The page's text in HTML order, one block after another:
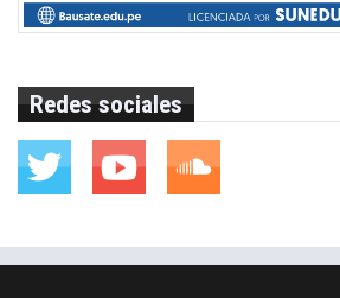
Redes sociales